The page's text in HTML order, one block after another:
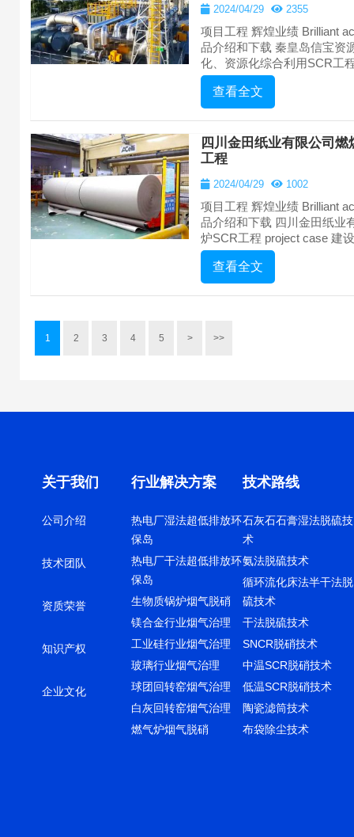
2024/04/29 2355
项目工程 辉煌业绩 Brilliant
品介绍和下载 秦皇岛信宝资
化、资源化综合利用SCR工
查看全文
四川金田纸业有限公司
工程
2024/04/29 1002
项目工程 辉煌业绩 Brilliant
品介绍和下载 四川金田纸业
炉SCR工程 project case 建
查看全文
1 2 3 4 5 > >>
关于我们
公司介绍
技术团队
资质荣誉
知识产权
企业文化
行业解决方案
热电厂湿法超低排放环
保岛
热电厂干法超低排放环
保岛
生物质锅炉烟气脱硝
镁合金行业烟气治理
工业硅行业烟气治理
玻璃行业烟气治理
球团回转窑烟气治理
白灰回转窑烟气治理
燃气炉烟气脱硝
技术路线
石灰石石膏湿法脱硫技
术
氨法脱硫技术
循环流化床法半干法脱
硫技术
干法脱硫技术
SNCR脱硝技术
中温SCR脱硝技术
低温SCR脱硝技术
陶瓷滤筒技术
布袋除尘技术